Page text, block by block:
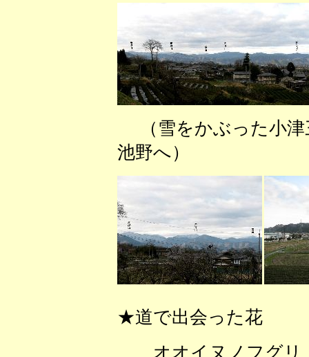
（雪をかぶった
池野へ） （養
★道で出会った花
オオイヌノフグ